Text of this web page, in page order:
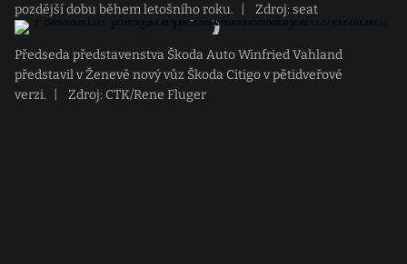
pozdější dobu během letošního roku.
Zdroj: seat
Předseda představenstva Škoda Auto Winfried Vahland
představil v Ženevě nový vůz Škoda Citigo v pětidveřové
verzi.
Zdroj: CTK/Rene Fluger